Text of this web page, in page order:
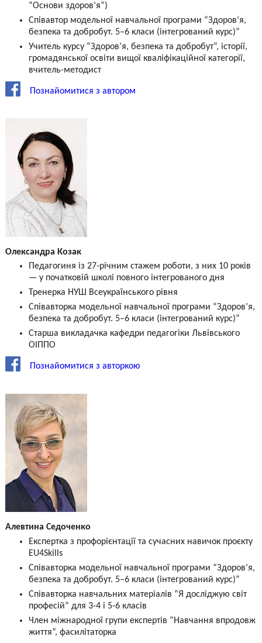
“Основи здоров’я”)
Співавтор модельної навчальної програми “Здоров’я,
безпека та добробут. 5–6 класи (інтегрований курс)”
Учитель курсу “Здоров’я, безпека та добробут”, історії,
громадянської освіти вищої кваліфікаційної категорії,
вчитель-методист
Познайомитися з автором
Олександра Козак
Педагогиня із 27-річним стажем роботи, з них 10 років
— у початковій школі повного інтегрованого дня
Тренерка НУШ Всеукраїнського рівня
Співавторка модельної навчальної програми “Здоров’я,
безпека та добробут. 5–6 класи (інтегрований курс)”
Старша викладачка кафедри педагогіки Львівського
ОІППО
Познайомитися з авторкою
Алевтина Седоченко
Експертка з профорієнтації та сучасних навичок проєкту
EU4Skills
Співавторка модельної навчальної програми “Здоров’я,
безпека та добробут. 5–6 класи (інтегрований курс)”
Співавторка навчальних матеріалів “Я досліджую світ
професій” для 3-4 і 5-6 класів
Член міжнародної групи експертів “Навчання впродовж
життя”, фасилітаторка